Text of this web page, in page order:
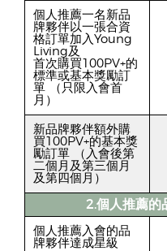
個人推薦一名新品
牌夥伴以一張合資
格訂單加入Young
Living及
首次購買100PV+的
標準或基本獎勵訂
單 （只限入會首
月）
新品牌夥伴額外購
買100PV+的基本獎
勵訂單 （入會後第
二個月及第三個月
及第四個月）
2.個人推薦的
個人推薦入會的品
牌夥伴達成星級